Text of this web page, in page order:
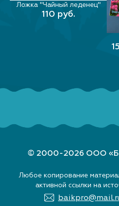
В КОРЗИНУ
Ложка "Чайный леденец"
110 руб.
© 2000-2026 ООО
Любое копирование
активной ссылки на